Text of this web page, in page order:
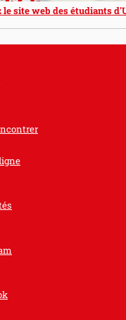
le site web des étudiants